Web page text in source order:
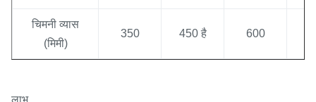
चिमनी व्यास
(मिमी)
350 450 है 600
लाभ